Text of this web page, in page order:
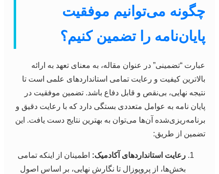
چگونه می‌توانیم موفقیت
پایان‌نامه را تضمین کنیم؟
عبارت “تضمینی” در عنوان مقاله، به معنای تعهد به ارائه
بالاترین کیفیت و رعایت تمامی استانداردهای علمی است تا
نتیجه نهایی، بی‌نقص و قابل دفاع باشد. تضمین موفقیت در
پایان نامه به عوامل متعددی بستگی دارد که با رعایت دقیق و
برنامه‌ریزی‌شده آن‌ها می‌توان به بهترین نتایج دست یافت. این
تضمین از طریق:
رعایت استانداردهای آکادمیک: اطمینان از اینکه تمامی
بخش‌ها، از پروپوزال تا نگارش نهایی، بر اساس اصول